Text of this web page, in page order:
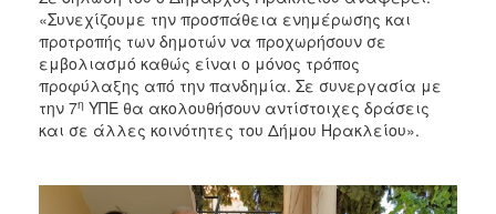
«Συνεχίζουμε την προσπάθεια ενημέρωσης και
προτροπής των δημοτών να προχωρήσουν σε
εμβολιασμό καθώς είναι ο μόνος τρόπος
προφύλαξης από την πανδημία. Σε συνεργασία με
την 7η ΥΠΕ θα ακολουθήσουν αντίστοιχες δράσεις
και σε άλλες κοινότητες του Δήμου Ηρακλείου».